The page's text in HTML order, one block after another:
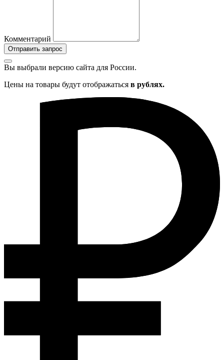
Комментарий
Отправить запрос
Вы выбрали версию сайта для России.
Цены на товары будут отображаться в рублях.